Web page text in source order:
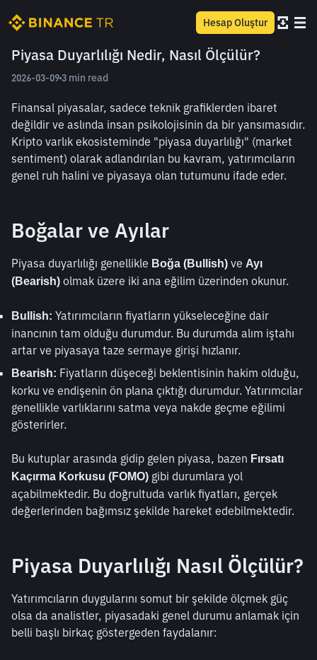
Hesap Oluştur
Piyasa Duyarlılığı Nedir, Nasıl Ölçülür?
2026-03-093 min read
Finansal piyasalar, sadece teknik grafiklerden ibaret
değildir ve aslında insan psikolojisinin da bir yansımasıdır.
Kripto varlık ekosisteminde "piyasa duyarlılığı" (market
sentiment) olarak adlandırılan bu kavram, yatırımcıların
genel ruh halini ve piyasaya olan tutumunu ifade eder.
Boğalar ve Ayılar
Piyasa duyarlılığı genellikle Boğa (Bullish) ve Ayı
(Bearish) olmak üzere iki ana eğilim üzerinden okunur.
Bullish: Yatırımcıların fiyatların yükseleceğine dair
inancının tam olduğu durumdur. Bu durumda alım iştahı
artar ve piyasaya taze sermaye girişi hızlanır.
Bearish: Fiyatların düşeceği beklentisinin hakim olduğu,
korku ve endişenin ön plana çıktığı durumdur. Yatırımcılar
genellikle varlıklarını satma veya nakde geçme eğilimi
gösterirler.
Bu kutuplar arasında gidip gelen piyasa, bazen Fırsatı
Kaçırma Korkusu (FOMO) gibi durumlara yol
açabilmektedir. Bu doğrultuda varlık fiyatları, gerçek
değerlerinden bağımsız şekilde hareket edebilmektedir.
Piyasa Duyarlılığı Nasıl Ölçülür?
Yatırımcıların duygularını somut bir şekilde ölçmek güç
olsa da analistler, piyasadaki genel durumu anlamak için
belli başlı birkaç göstergeden faydalanır: